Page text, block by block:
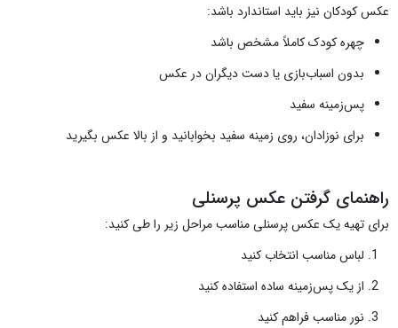
عکس کودکان نیز باید استاندارد باشد:
چهره کودک کاملاً مشخص باشد
بدون اسباب‌بازی یا دست دیگران در عکس
پس‌زمینه سفید
برای نوزادان، روی زمینه سفید بخوابانید و از بالا عکس بگیرید
راهنمای گرفتن عکس پرسنلی
برای تهیه یک عکس پرسنلی مناسب مراحل زیر را طی کنید:
لباس مناسب انتخاب کنید
از یک پس‌زمینه ساده استفاده کنید
نور مناسب فراهم کنید